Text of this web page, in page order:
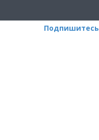
Подпишитесь